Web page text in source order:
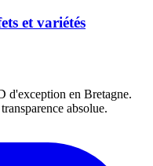
et variétés
d'exception en Bretagne.
absolue.